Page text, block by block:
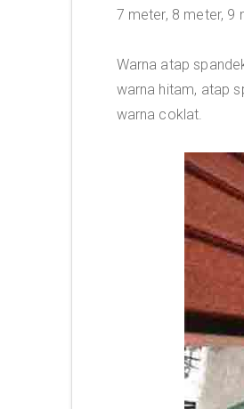
7 meter, 8 meter, 9
Warna atap
warna hitam, atap
warna coklat.